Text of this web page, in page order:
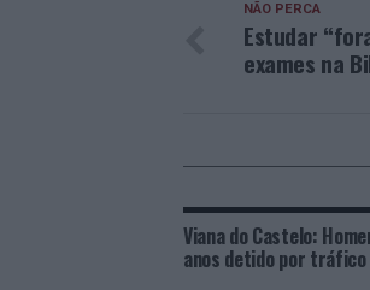
NÃO PERCA
Estudar
exames na
Viana do Castelo:
anos detido por tráfico